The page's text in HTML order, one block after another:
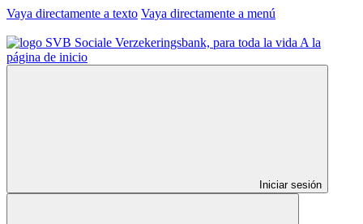
Vaya directamente a texto Vaya directamente a menú
A la
página de inicio
Iniciar sesión